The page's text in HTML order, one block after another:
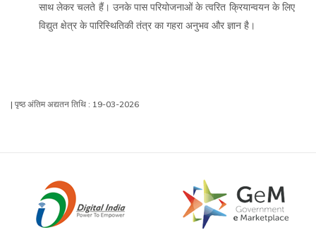
साथ लेकर चलते हैं। उनके पास परियोजनाओं के त्वरित क्रियान्वयन के लिए
विद्युत क्षेत्र के पारिस्थितिकी तंत्र का गहरा अनुभव और ज्ञान है।
| पृष्ठ अंतिम अद्यतन तिथि : 19-03-2026